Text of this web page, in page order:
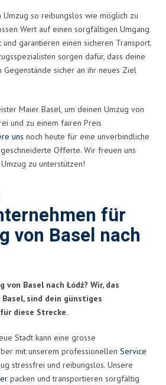
so reibungslos wie möglich zu
Wert auf einen sorgfältigen Umgang
garantieren einen sicheren Transport.
sorgen dafür, dass deine
sicher an ihr neues Ziel
Maier Basel, um deinen Umzug von
und zu einem fairen Preis
uns noch heute für eine unverbindliche
Offerte. Wir freuen uns
zu unterstützen!
für
von Basel nach
von Basel nach Łódź? Wir, das
sind dein günstiges
diese Strecke.
Stadt kann eine grosse
mit unserem professionellen Service
stressfrei und reibungslos. Unsere
packen und transportieren sorgfältig